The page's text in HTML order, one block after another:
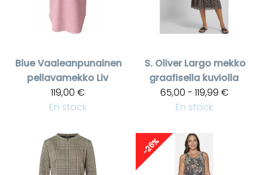
BlueVaaleanpunainen
pellavamekko Liv
119,00 €
En stock
S. Oliver Largo mekko
graafisella kuviolla
65,00 - 119,99 €
En stock
-26%